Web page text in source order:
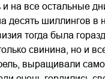
и на все остальные
десять шиллингов в
тогда была
свинина, но и
выращивали